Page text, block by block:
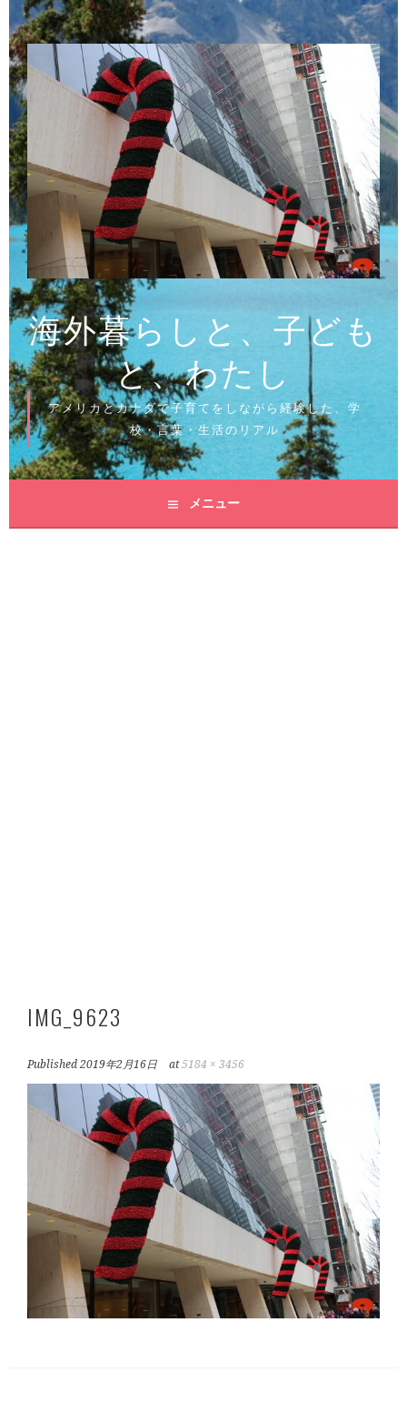
コ
ン
テ
ン
ツ
へ
ス
キ
ッ
プ
海外暮らしと、子ども
と、わたし
アメリカとカナダで子育てをしながら経験した、学
校・言葉・生活のリアル
メニュー
IMG_9623
Published2019年2月16日 at5184 × 3456